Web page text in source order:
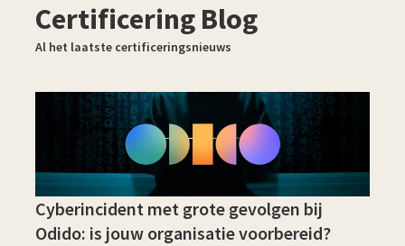
Certificering Blog
Al het laatste certificeringsnieuws
Cyberincident met grote gevolgen bij
Odido: is jouw organisatie voorbereid?